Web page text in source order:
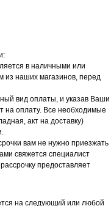
в наличными или
из наших магазинов, перед
вид оплаты, и указав Ваши
на оплату. Все необходимые
акт на доставку)
вам не нужно приезжать
свяжется специалист
предоставляет
на следующий или любой